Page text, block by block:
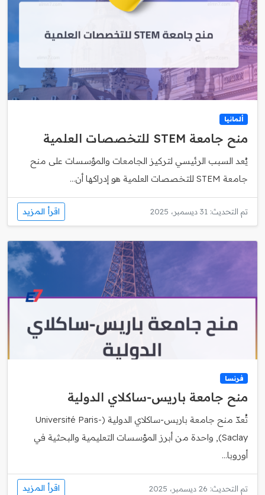
ألمانيا
منح جامعة STEM للتخصصات العلمية
يُعد السبب الرئيسي لتركيز الجامعات والمؤسسات على منح
جامعة STEM للتخصصات العلمية هو إدراكها أن...
تم التحديث: 31 ديسمبر، 2025 اقرأ المزيد
فرنسا
منح جامعة باريس‑ساكلاي الدولية
تُعدّ منح جامعة باريس‑ساكلاي الدولية (Université Paris-
Saclay), واحدة من أبرز المؤسسات التعليمية والبحثية في
أوروبا...
تم التحديث: 26 ديسمبر، 2025 اقرأ المزيد